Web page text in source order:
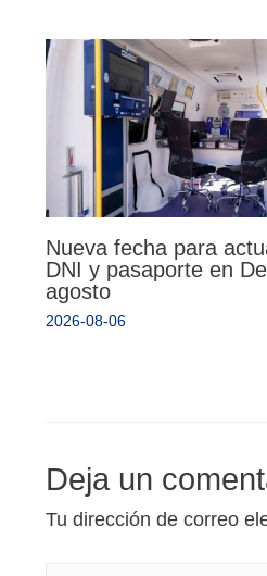
Nueva fecha para
DNI y pasaporte en
agosto
2026-08-06
Deja un
Tu dirección de correo